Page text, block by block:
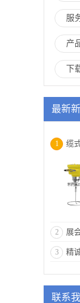
服
产
下
最新
1 缆
2 展
彩
3 精
联系我